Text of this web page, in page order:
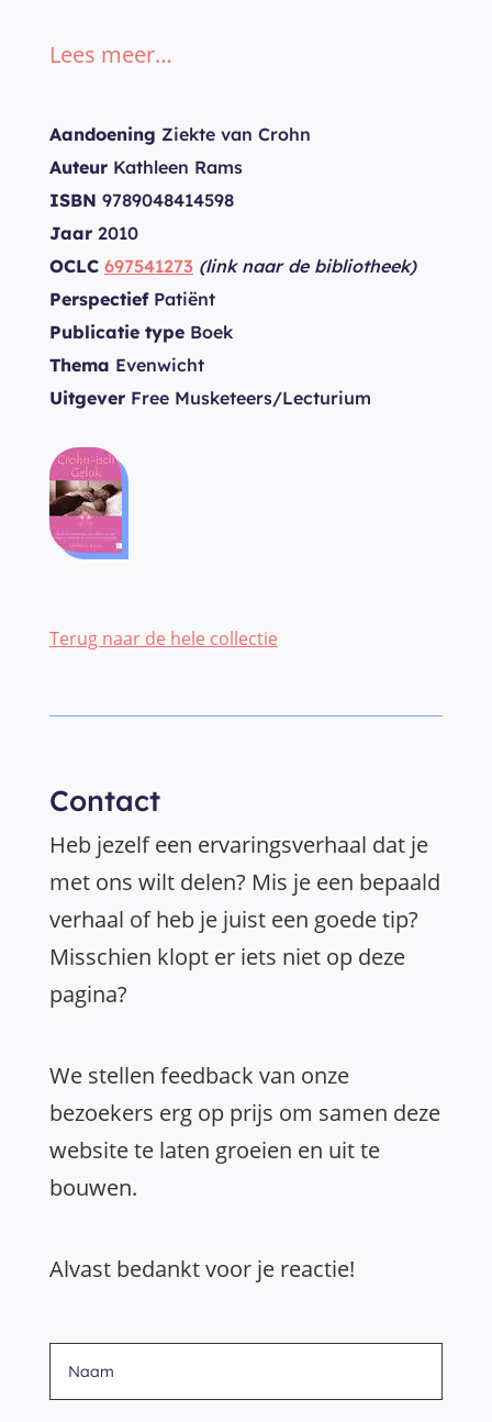
Lees meer…
Aandoening Ziekte van Crohn
Auteur Kathleen Rams
ISBN 9789048414598
Jaar 2010
OCLC 697541273 (link naar de bibliotheek)
PerspectiefPatiënt
Publicatie type Boek
Thema Evenwicht
Uitgever Free Musketeers/Lecturium
Terug naar de hele collectie
Contact
Heb jezelf een ervaringsverhaal dat je
met ons wilt delen? Mis je een bepaald
verhaal of heb je juist een goede tip?
Misschien klopt er iets niet op deze
pagina?
We stellen feedback van onze
bezoekers erg op prijs om samen deze
website te laten groeien en uit te
bouwen.
Alvast bedankt voor je reactie!